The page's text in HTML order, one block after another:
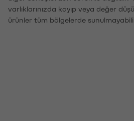
varlıklarınızda kayıp veya değer
ürünler tüm bölgelerde